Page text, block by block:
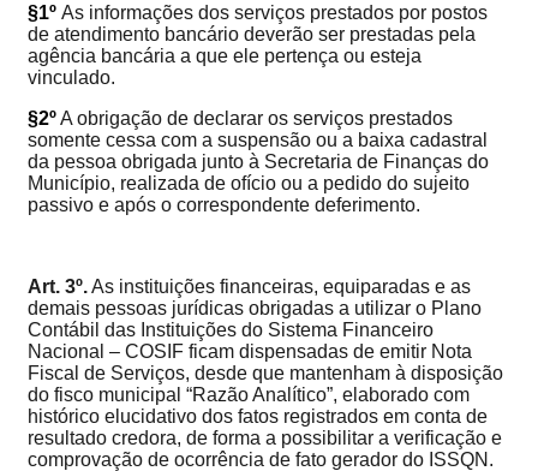
§1º As informações dos serviços prestados por postos
de atendimento bancário deverão ser prestadas pela
agência bancária a que ele pertença ou esteja
vinculado.
§2ºA obrigação de declarar os serviços prestados
somente cessa com a suspensão ou a baixa cadastral
da pessoa obrigada junto à Secretaria de Finanças do
Município, realizada de ofício ou a pedido do sujeito
passivo e após o correspondente deferimento.
Art. 3º.As instituições financeiras, equiparadas e as
demais pessoas jurídicas obrigadas a utilizar o Plano
Contábil das Instituições do Sistema Financeiro
Nacional – COSIF ficam dispensadas de emitir Nota
Fiscal de Serviços, desde que mantenham à disposição
do fisco municipal “Razão Analítico”, elaborado com
histórico elucidativo dos fatos registrados em conta de
resultado credora, de forma a possibilitar a verificação e
comprovação de ocorrência de fato gerador do ISSQN.